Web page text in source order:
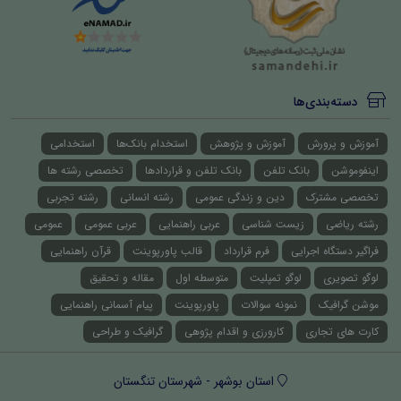
دسته‌بندی‌ها
آموزش و پرورش آموزش و پژوهش استخدام بانک‌ها
استخدامی
اینفوموشن
بانک تلفن بانک تلفن و قراردادها
تخصصی رشته ها
تخصصی مشترک
دین و زندگی عمومی رشته انسانی
رشته تجربی
رشته ریاضی
زیست شناسی عربی راهنمایی عربی عمومی
عمومی
فراگیر دستگاه اجرایی
فرم قرارداد قالب پاورپوینت
قرآن راهنمایی
لوگو تصویری
لوگو تمپلیت متوسطه اول
مقاله و تحقیق
موشن گرافیک
نمونه سوالات پاورپوینت
پیام آسمانی راهنمایی
کارت های تجاری
کارورزی و اقدام پژوهی گرافیک و طراحی
استان بوشهر - شهرستان تنگستان